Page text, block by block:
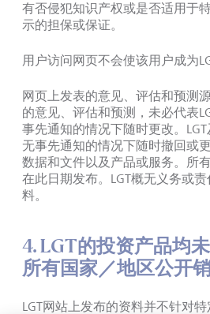
有否侵犯知识产权或是否适用于
示的担保或保证。
用户访问网页不会使该用户成为
网页上发表的意见、评估和预测
的意见、评估和预测，未必代表
事先通知的情况下随时更改。
无事先通知的情况下随时撤回或
数据和文件以及产品或服务。所
在此日期发布。LGT概无义务或
料。
4. LGT的投资产品均
所有国家／地区公开销
LGT网站上发布的资料并不针对